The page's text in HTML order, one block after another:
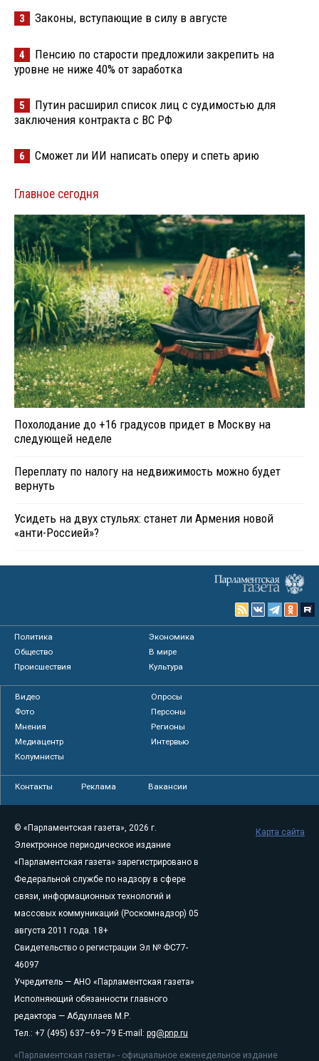
3 Законы, вступающие в силу в августе
4
Пенсию по старости предложили закрепить на
уровне не ниже 40% от заработка
5
Путин расширил список лиц с судимостью для
заключения контракта с ВС РФ
6 Сможет ли ИИ написать оперу и спеть арию
Главное сегодня
Похолодание до +16 градусов придет в Москву на
следующей неделе
Переплату по налогу на недвижимость можно будет
вернуть
Усидеть на двух стульях: станет ли Армения новой
«анти-Россией»?
Политика
Экономика
Общество
В мире
Происшествия
Культура
Видео
Опросы
Фото
Персоны
Мнения
Регионы
Медиацентр
Интервью
Колумнисты
Контакты Реклама Вакансии
© «Парламентская газета», 2026 г.
Электронное периодическое издание
«Парламентская газета» зарегистрировано в
Федеральной службе по надзору в сфере
связи, информационных технологий и
массовых коммуникаций (Роскомнадзор) 05
августа 2011 года. 18+
Свидетельство о регистрации Эл № ФС77-
46097
Учредитель — АНО «Парламентская газета»
Исполняющий обязанности главного
редактора — Абдуллаев М.Р.
Тел.: +7 (495) 637–69–79 E-mail: pg@pnp.ru
«Парламентская газета» - официальное еженедельное издание
Карта сайта